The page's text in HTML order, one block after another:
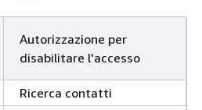
Autorizzazione per
disabilitare l'accesso
Ricerca contatti